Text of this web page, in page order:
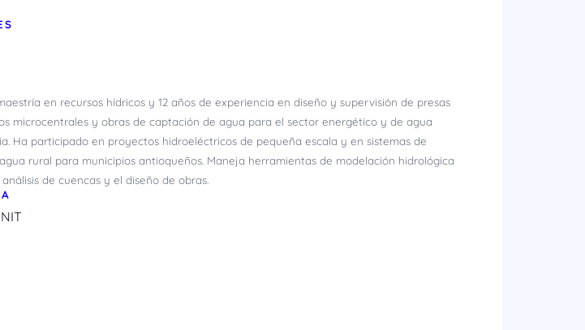
en recursos hídricos y 12 años de experiencia en diseño y supervisión de presas
microcentrales y obras de captación de agua para el sector energético y de agua
Ha participado en proyectos hidroeléctricos de pequeña escala y en sistemas de
rural para municipios antioqueños. Maneja herramientas de modelación hidrológica
de cuencas y el diseño de obras.
NIT